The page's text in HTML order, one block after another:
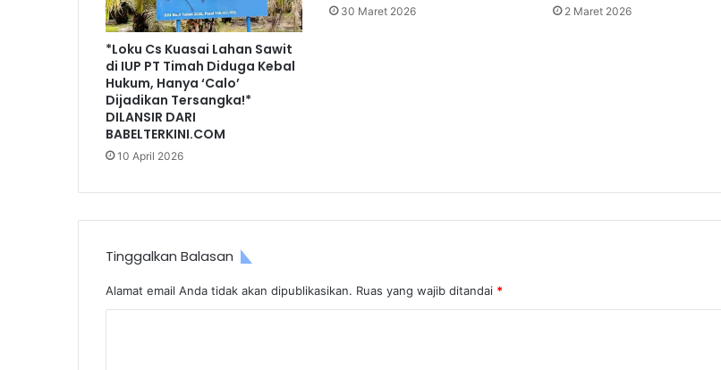
*Loku Cs Kuasai Lahan Sawit
di IUP PT Timah Diduga Kebal
Hukum, Hanya ‘Calo’
Dijadikan Tersangka!*
DILANSIR DARI
BABELTERKINI.COM
10 April 2026
30 Maret 2026 2 Maret 2026
Tinggalkan Balasan
Alamat email Anda tidak akan dipublikasikan. Ruas yang wajib ditandai *